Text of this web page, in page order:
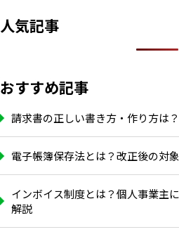
人気記事
おすすめ記事
請求書の正しい書き方・作り方は
電子帳簿保存法とは？改正後の対
インボイス制度とは？個人事業主
解説